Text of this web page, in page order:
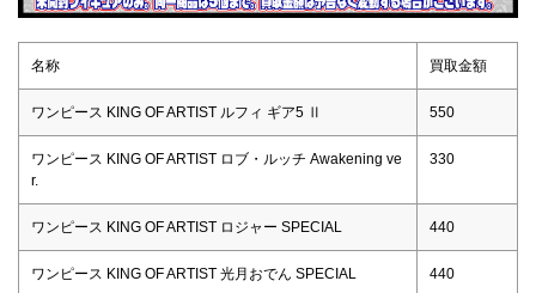
名称 買取金額
ワンピース KING OF ARTIST ルフィ ギア5 Ⅱ 550
ワンピース KING OF ARTIST ロブ・ルッチ Awakening ve
r.
330
ワンピース KING OF ARTIST ロジャー SPECIAL 440
ワンピース KING OF ARTIST 光月おでん SPECIAL 440